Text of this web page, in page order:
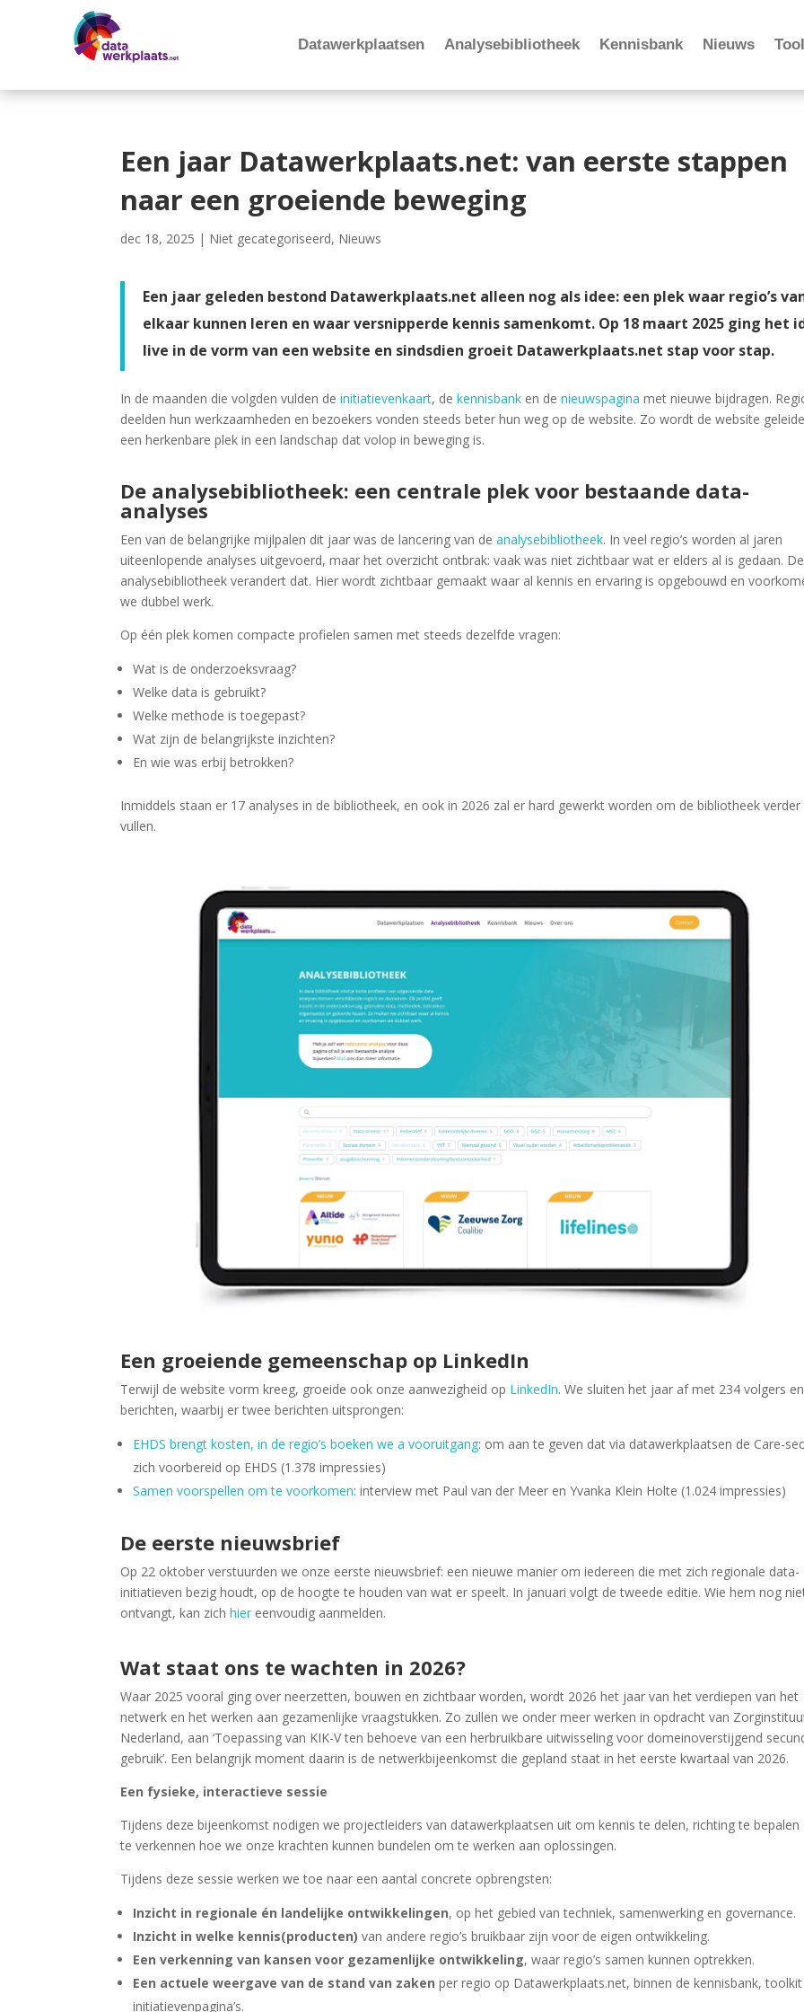
Datawerkplaatsen Analysebibliotheek Kennisbank Nieuws
Een jaar Datawerkplaats.net: van eerste stappen
naar een groeiende beweging
dec 18, 2025 | Niet gecategoriseerd, Nieuws
Een jaar geleden bestond Datawerkplaats.net alleen nog als idee: een plek waar regio’s
elkaar kunnen leren en waar versnipperde kennis samenkomt. Op 18 maart 2025 ging het
live in de vorm van een website en sindsdien groeit Datawerkplaats.net stap voor stap.
In de maanden die volgden vulden deinitiatievenkaart, dekennisbank en denieuwspagina met nieuwe bijdragen.
deelden hun werkzaamheden en bezoekers vonden steeds beter hun weg op de website. Zo wordt de website
een herkenbare plek in een landschap dat volop in beweging is.
De analysebibliotheek: een centrale plek voor bestaande data-
analyses
Een van de belangrijke mijlpalen dit jaar was de lancering van deanalysebibliotheek. In veel regio’s worden al jaren
uiteenlopende analyses uitgevoerd, maar het overzicht ontbrak: vaak was niet zichtbaar wat er elders al is gedaan. De
analysebibliotheek verandert dat. Hier wordt zichtbaar gemaakt waar al kennis en ervaring is opgebouwd en
we dubbel werk.
Op één plek komen compacte profielen samen met steeds dezelfde vragen:
Wat is de onderzoeksvraag?
Welke data is gebruikt?
Welke methode is toegepast?
Wat zijn de belangrijkste inzichten?
En wie was erbij betrokken?
Inmiddels staan er 17 analyses in de bibliotheek, en ook in 2026 zal er hard gewerkt worden om de bibliotheek
vullen.
Een groeiende gemeenschap op LinkedIn
Terwijl de website vorm kreeg, groeide ook onze aanwezigheid op LinkedIn. We sluiten het jaar af met 234 volgers
berichten, waarbij er twee berichten uitsprongen:
EHDS brengt kosten, in de regio’s boeken we a vooruitgang: om aan te geven dat via datawerkplaatsen de Care-
zich voorbereid op EHDS (1.378 impressies)
Samen voorspellen om te voorkomen: interview met Paul van der Meer en Yvanka Klein Holte (1.024 impressies)
De eerste nieuwsbrief
Op 22 oktober verstuurden we onze eerste nieuwsbrief: een nieuwe manier om iedereen die met zich regionale data-
initiatieven bezig houdt, op de hoogte te houden van wat er speelt. In januari volgt de tweede editie. Wie hem nog
ontvangt, kan zichhier eenvoudig aanmelden.
Wat staat ons te wachten in 2026?
Waar 2025 vooral ging over neerzetten, bouwen en zichtbaar worden, wordt 2026 het jaar van het verdiepen van het
netwerk en het werken aan gezamenlijke vraagstukken. Zo zullen we onder meer werken in opdracht van
Nederland, aan‘Toepassing van KIK-V ten behoeve van een herbruikbare uitwisseling voor domeinoverstijgend
gebruik’. Een belangrijk moment daarin is de netwerkbijeenkomst die gepland staat in het eerste kwartaal van 2026.
Een fysieke, interactieve sessie
Tijdens deze bijeenkomst nodigen we projectleiders van datawerkplaatsen uit om kennis te delen, richting te bepalen
te verkennen hoe we onze krachten kunnen bundelen om te werken aan oplossingen.
Tijdens deze sessie werken we toe naar een aantal concrete opbrengsten:
Inzicht in regionale én landelijke ontwikkelingen, op het gebied van techniek, samenwerking en governance.
Inzicht in welke kennis(producten) van andere regio’s bruikbaar zijn voor de eigen ontwikkeling.
Een verkenning van kansen voor gezamenlijke ontwikkeling, waar regio’s samen kunnen optrekken.
Een actuele weergave van de stand van zaken per regio op Datawerkplaats.net, binnen de kennisbank,
initiatievenpagina’s.